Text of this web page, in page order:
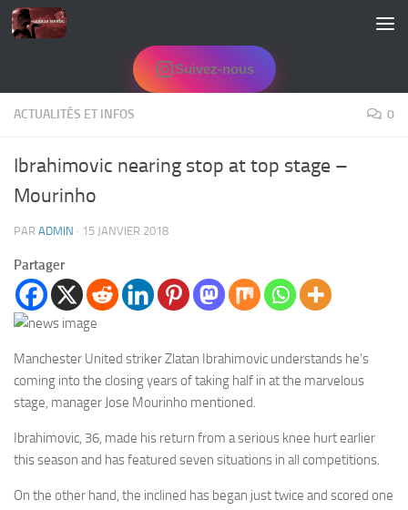
Skip to content
Suivez-nous
ACTUALITÉS ET INFOS 0
Ibrahimovic nearing stop at top stage –
Mourinho
PAR ADMIN · 15 JANVIER 2018
Partager
Manchester United striker Zlatan Ibrahimovic understands he’s
coming into the closing years of taking half in at the marvelous
stage, manager Jose Mourinho mentioned.
Ibrahimovic, 36, made his return from a serious knee hurt earlier
this season and has featured seven situations in all competitions.
On the other hand, the inclined has began just twice and scored one